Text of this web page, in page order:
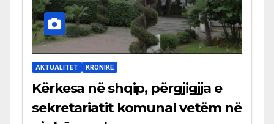
AKTUALITET KRONIKË
Kërkesa në shqip, përgjigjja e
sekretariatit komunal vetëm në